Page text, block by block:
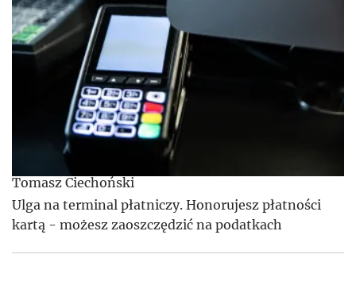
Tomasz Ciechoński
Ulga na terminal płatniczy. Honorujesz płatności
kartą - możesz zaoszczędzić na podatkach